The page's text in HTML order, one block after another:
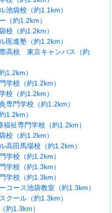
池袋校（約1.1km）
（約1.2km）
校（約1.2km）
医進塾（約1.2km）
高校 東京キャンパス（約
1.2km）
学校（約1.2km）
校（約1.2km）
専門学校（約1.2km）
1.2km）
祉専門学校（約1.2km）
校（約1.2km）
高田馬場校（約1.2km）
学校（約1.2km）
学校（約1.3km）
学校（約1.3km）
コース池袋教室（約1.3km）
クール（約1.3km）
約1.3km）